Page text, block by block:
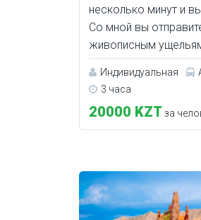
несколько минут и
Со мной вы
живописным
Индивидуальная
3 часа
20000 KZTза